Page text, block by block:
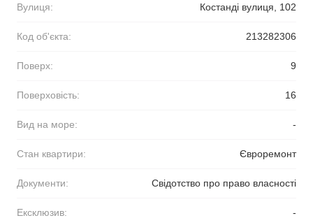
Вулиця: Костанді вулиця, 102
Код об'єкта: 213282306
Поверх: 9
Поверховість: 16
Вид на море: -
Стан квартири: Євроремонт
Документи: Свідотство про право власності
Ексклюзив: -